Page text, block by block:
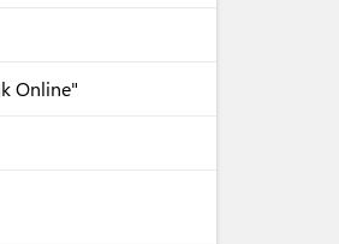
Online"